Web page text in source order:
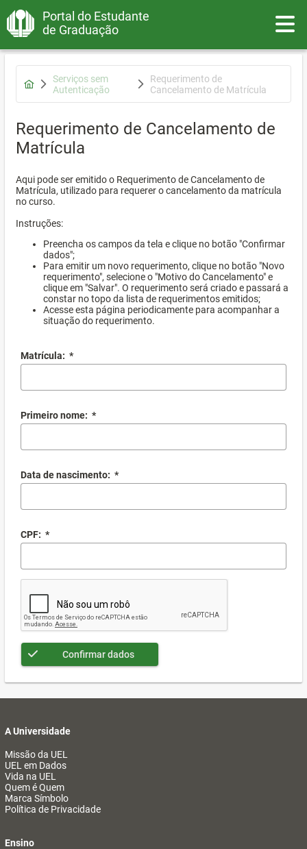
Portal do Estudante
de Graduação
Serviços sem
Autenticação
Requerimento de
Cancelamento de Matrícula
Requerimento de Cancelamento de
Matrícula
Aqui pode ser emitido o Requerimento de Cancelamento de
Matrícula, utilizado para requerer o cancelamento da matrícula
no curso.
Instruções:
Preencha os campos da tela e clique no botão "Confirmar
dados";
Para emitir um novo requerimento, clique no botão "Novo
requerimento", selecione o "Motivo do Cancelamento" e
clique em "Salvar". O requerimento será criado e passará a
constar no topo da lista de requerimentos emitidos;
Acesse esta página periodicamente para acompanhar a
situação do requerimento.
Matrícula: *
Primeiro nome: *
Data de nascimento: *
CPF: *
Confirmar dados
A Universidade
Missão da UEL
UEL em Dados
Vida na UEL
Quem é Quem
Marca Símbolo
Política de Privacidade
Ensino